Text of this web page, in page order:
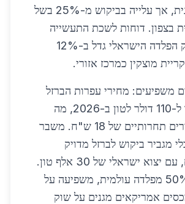
יעילות טכנולוגית, אך עלייה בביקוש מ-25% בשל
בצפון. דוחות לשכת התעשייה
מציינים כי שוק הפלדה הישראלי גדל ב-12%
משפיעים: מחירי עפרות הברזל
העולמיים ירדו ל-110 דולר לטון ב-2026, מה
שמאפשר מחירים תחרותיים של 18 ש"ח. משבר
מגביר ביקוש לברזל מדויק
לטורבינות רוח, עם יצוא ישראלי של 30 אלף טון.
סין, כיצרנית 50% מפלדה עולמית, משפיעה על
אמריקאים מגנים על שוק